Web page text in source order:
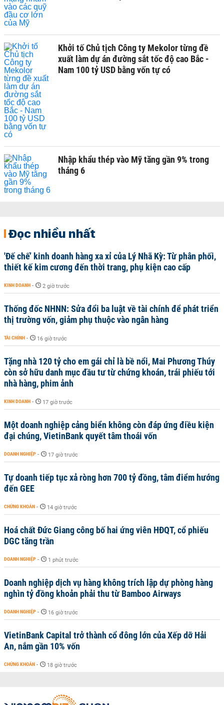
Khởi tố Chủ tịch Công ty Mekolor từng đề
xuất làm dự án đường sắt tốc độ cao Bắc -
Nam 100 tỷ USD bằng vốn tự có
Nhập khẩu thép vào Mỹ tăng gần 9% trong
tháng 6
Đọc nhiều nhất
'Đế chế’ kinh doanh hàng xa xỉ của Lý Nhã Kỳ: Từ phân phối,
thiết kế kim cương đến thời trang, phụ kiện cao cấp
KINH DOANH - 2 giờ trước
Thống đốc NHNN: Sửa đổi ba luật về tài chính để phát triển
thị trường vốn, giảm phụ thuộc vào ngân hàng
TÀI CHÍNH - 16 giờ trước
Tặng nhà 120 tỷ cho em gái chỉ là bề nổi, Mai Phương Thúy
còn sở hữu danh mục đầu tư từ chứng khoán, trái phiếu tới
nhà hàng, phim ảnh
KINH DOANH - 17 giờ trước
Một doanh nghiệp cảng biển không còn đáp ứng điều kiện
đại chúng, VietinBank quyết tâm thoái vốn
DOANH NGHIỆP - 17 giờ trước
Tự doanh tiếp tục xả ròng hơn 700 tỷ đồng, tâm điểm hướng
đến GEE
CHỨNG KHOÁN - 14 giờ trước
Hoá chất Đức Giang công bố hai ứng viên HĐQT, cổ phiếu
DGC tăng trần
DOANH NGHIỆP - 1 phút trước
Doanh nghiệp dịch vụ hàng không trích lập dự phòng hàng
nghìn tỷ đồng khoản phải thu từ Bamboo Airways
DOANH NGHIỆP - 16 giờ trước
VietinBank Capital trở thành cổ đông lớn của Xếp dỡ Hải
An, nắm gần 10% vốn
CHỨNG KHOÁN - 18 giờ trước